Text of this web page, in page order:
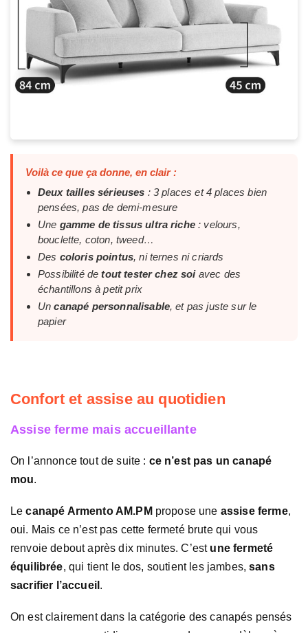
Voilà ce que ça donne, en clair :
Deux tailles sérieuses : 3 places et 4 places bien
pensées, pas de demi-mesure
Une gamme de tissus ultra riche: velours,
bouclette, coton, tweed…
Des coloris pointus, ni ternes ni criards
Possibilité detout tester chez soiavec des
échantillons à petit prix
Uncanapé personnalisable, et pas juste sur le
papier
Confort et assise au quotidien
Assise ferme mais accueillante
On l’annonce tout de suite : ce n’est pas un canapé
mou.
Lecanapé Armento AM.PM propose une assise ferme,
oui. Mais ce n’est pas cette fermeté brute qui vous
renvoie debout après dix minutes. C’est une fermeté
équilibrée, qui tient le dos, soutient les jambes,sans
sacrifier l’accueil .
On est clairement dans la catégorie des canapés pensés